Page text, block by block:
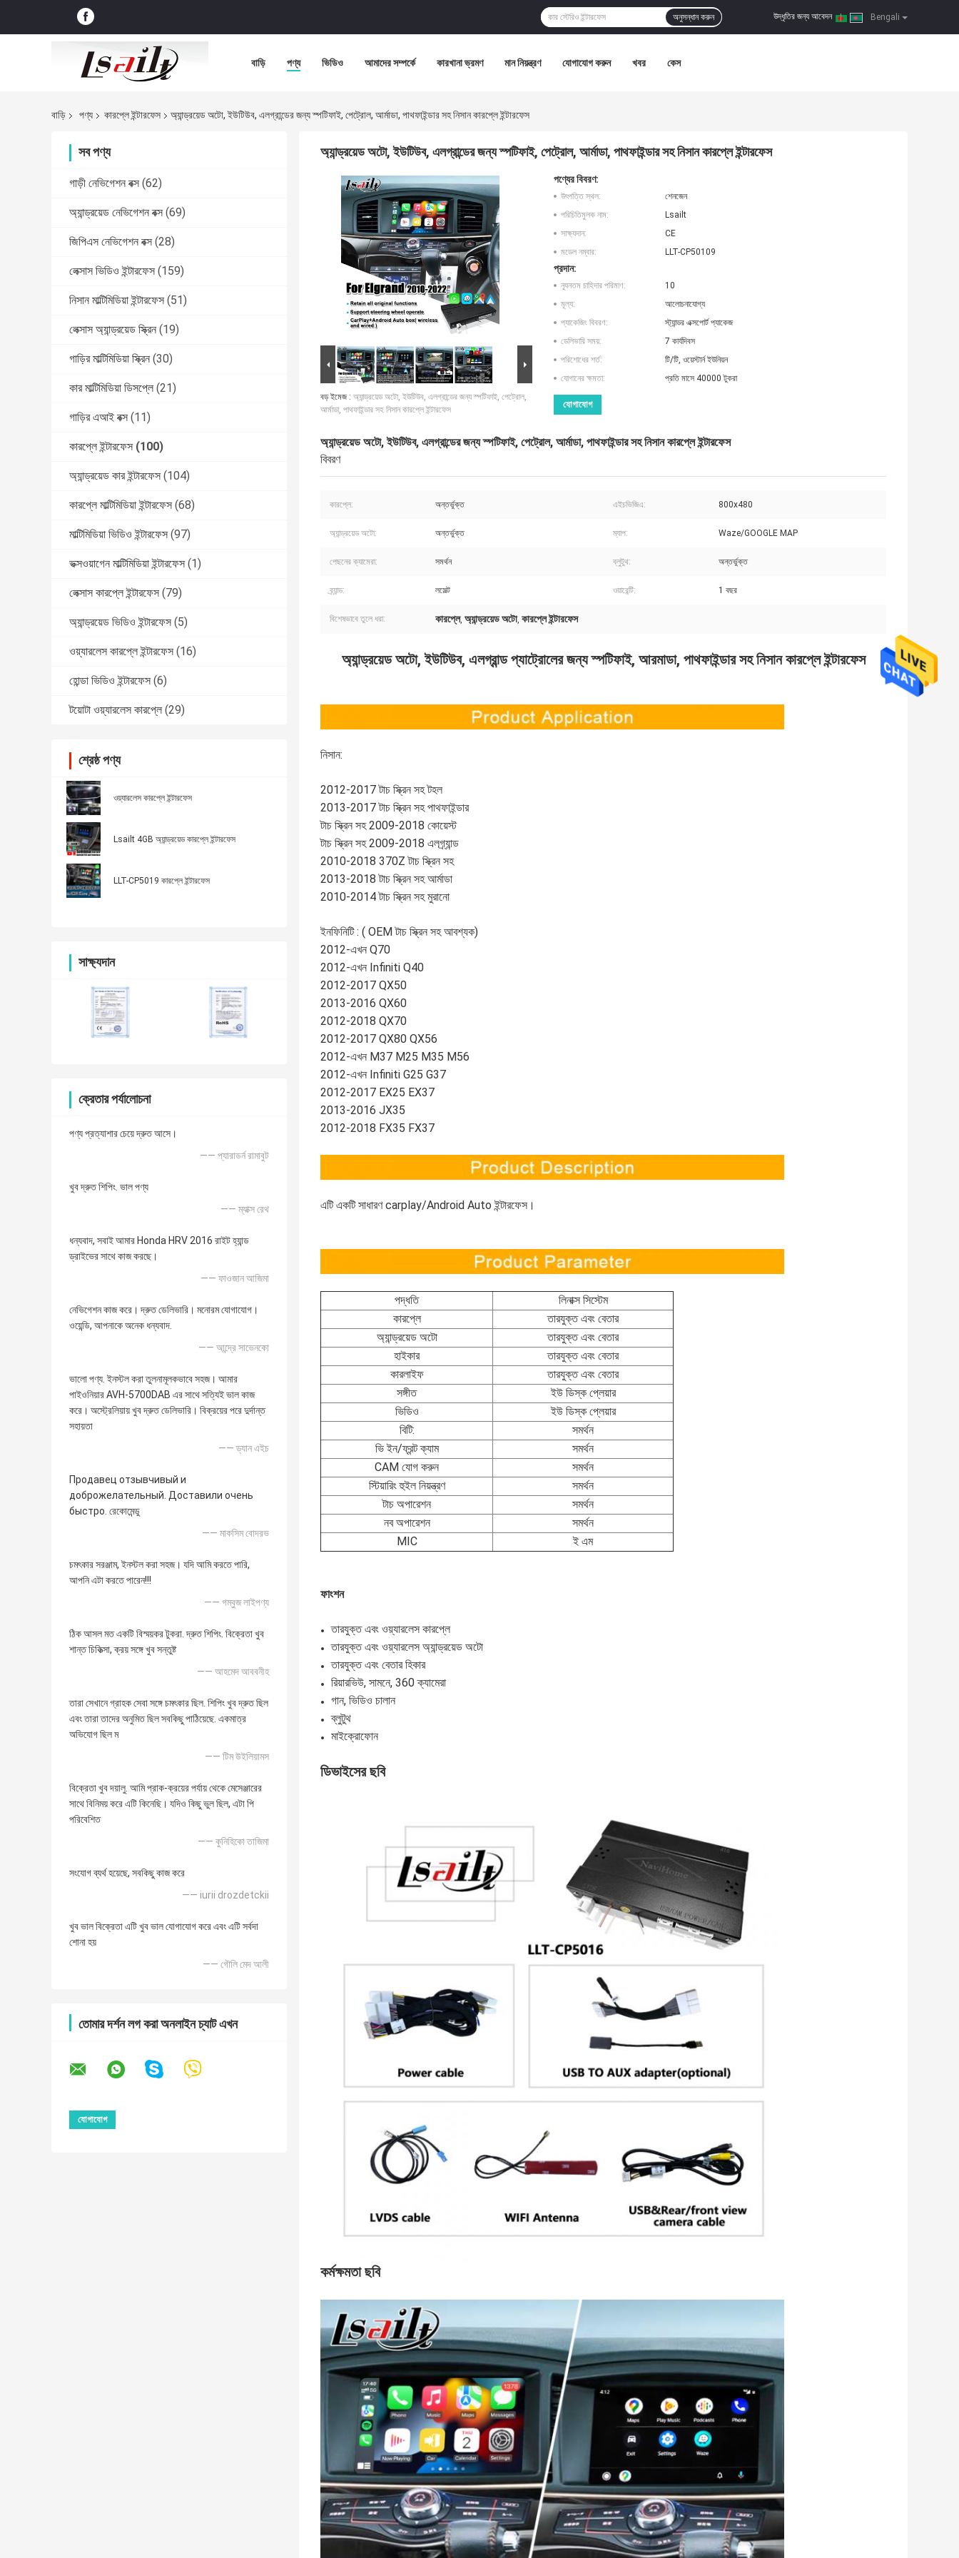
Bengali
উদ্ধৃতির জন্য আবেদন |
অনুসন্ধান করুন
বাড়ি পণ্য ভিডিও আমাদের সম্পর্কে কারখানা ভ্রমণ মান নিয়ন্ত্রণ যোগাযোগ করুন খবর কেস
বাড়ি পণ্য কারপ্লে ইন্টারফেস অ্যান্ড্রয়েড অটো, ইউটিউব, এলগ্রান্ডের জন্য স্পটিফাই, পেট্রোল, আর্মাডা, পাথফাইন্ডার সহ নিসান কারপ্লে ইন্টারফেস
সব পণ্য
গাড়ী নেভিগেশন বক্স (62)
অ্যান্ড্রয়েড নেভিগেশন বক্স (69)
জিপিএস নেভিগেশন বক্স (28)
লেক্সাস ভিডিও ইন্টারফেস (159)
নিসান মাল্টিমিডিয়া ইন্টারফেস (51)
লেক্সাস অ্যান্ড্রয়েড স্ক্রিন (19)
গাড়ির মাল্টিমিডিয়া স্ক্রিন (30)
কার মাল্টিমিডিয়া ডিসপ্লে (21)
গাড়ির এআই বক্স (11)
কারপ্লে ইন্টারফেস (100)
অ্যান্ড্রয়েড কার ইন্টারফেস (104)
কারপ্লে মাল্টিমিডিয়া ইন্টারফেস (68)
মাল্টিমিডিয়া ভিডিও ইন্টারফেস (97)
ভক্সওয়াগেন মাল্টিমিডিয়া ইন্টারফেস (1)
লেক্সাস কারপ্লে ইন্টারফেস (79)
অ্যান্ড্রয়েড ভিডিও ইন্টারফেস (5)
ওয়্যারলেস কারপ্লে ইন্টারফেস (16)
হোন্ডা ভিডিও ইন্টারফেস (6)
টয়োটা ওয়্যারলেস কারপ্লে (29)
শ্রেষ্ঠ পণ্য
ওয়্যারলেস কারপ্লে ইন্টারফেস
Lsailt 4GB অ্যান্ড্রয়েড কারপ্লে ইন্টারফেস
LLT-CP5019 কারপ্লে ইন্টারফেস
সাক্ষ্যদান
ক্রেতার পর্যালোচনা
পণ্য প্রত্যাশার চেয়ে দ্রুত আসে।
—— প্যারাডর্ন রামাবুট
খুব দ্রুত শিপিং. ভাল পণ্য
—— ম্যাক্স রেথ
ধন্যবাদ, সবাই আমার Honda HRV 2016 রাইট হ্যান্ড
ড্রাইভের সাথে কাজ করছে।
—— ফাওজান আজিমা
নেভিগেশন কাজ করে। দ্রুত ডেলিভারি। মনোরম যোগাযোগ।
ওয়েন্ডি, আপনাকে অনেক ধন্যবাদ.
—— আন্দ্রে সাভেনকো
ভালো পণ্য. ইনস্টল করা তুলনামূলকভাবে সহজ। আমার
পাইওনিয়ার AVH-5700DAB এর সাথে সত্যিই ভাল কাজ
করে। অস্ট্রেলিয়ায় খুব দ্রুত ডেলিভারি। বিক্রয়ের পরে দুর্দান্ত
সহায়তা
—— ড্যান এইচ
Продавец отзывчивый и
доброжелательный. Доставили очень
быстро. রেকোমেন্ডু
—— মাকসিম বোদরভ
চমৎকার সরঞ্জাম, ইনস্টল করা সহজ। যদি আমি করতে পারি,
আপনি এটা করতে পারেন!!!
—— গম্বুজ লাইপণ্য
ঠিক আসল মত একটি বিস্ময়কর টুকরা. দ্রুত শিপিং. বিক্রেতা খুব
শান্ত চিকিত্সা, ক্রয় সঙ্গে খুব সন্তুষ্ট
—— আহমেদ আববনীহ
তারা সেখানে গ্রাহক সেবা সঙ্গে চমৎকার ছিল. শিপিং খুব দ্রুত ছিল
এবং তারা তাদের অনুমিত ছিল সবকিছু পাঠিয়েছে. একমাত্র
অভিযোগ ছিল ম
—— টিম উইলিয়ামস
বিক্রেতা খুব দয়ালু. আমি প্রাক-ক্রয়ের পর্যায় থেকে মেসেঞ্জারের
সাথে বিনিময় করে এটি কিনেছি। যদিও কিছু ভুল ছিল, এটা পি
পরিবেশিত
—— কুনিহিকো তাজিমা
সংযোগ ব্যর্থ হয়েছে, সবকিছু কাজ করে
—— iurii drozdetckii
খুব ভাল বিক্রেতা এটি খুব ভাল যোগাযোগ করে এবং এটি সর্বদা
শোনা হয়
—— গৌলি মেদ আলী
তোমার দর্শন লগ করা অনলাইন চ্যাট এখন
অ্যান্ড্রয়েড অটো, ইউটিউব, এলগ্রান্ডের জন্য স্পটিফাই, পেট্রোল, আর্মাডা, পাথফাইন্ডার সহ নিসান কারপ্লে ইন্টারফেস
বড় ইমেজ : অ্যান্ড্রয়েড অটো, ইউটিউব, এলগ্রান্ডের জন্য স্পটিফাই, পেট্রোল,
আর্মাডা, পাথফাইন্ডার সহ নিসান কারপ্লে ইন্টারফেস
পণ্যের বিবরণ:
উৎপত্তি স্থল:
শেনজেন
পরিচিতিমুলক নাম:
Lsailt
সাক্ষ্যদান:
CE
মডেল নম্বার:
LLT-CP50109
প্রদান:
ন্যূনতম চাহিদার পরিমাণ:
10
মূল্য:
আলোচনাযোগ্য
প্যাকেজিং বিবরণ:
স্ট্যান্ডর এক্সপোর্ট প্যাকেজ
ডেলিভারি সময়:
7 কার্যদিবস
পরিশোধের শর্ত:
টি/টি, ওয়েস্টার্ন ইউনিয়ন
যোগানের ক্ষমতা:
প্রতি মাসে 40000 টুকরা
যোগাযোগ
অ্যান্ড্রয়েড অটো, ইউটিউব, এলগ্রান্ডের জন্য স্পটিফাই, পেট্রোল, আর্মাডা, পাথফাইন্ডার সহ নিসান কারপ্লে ইন্টারফেস
বিবরণ
কারপ্লে: অন্তর্ভুক্ত এইচভিজিএ: 800x480
অ্যান্ড্রয়েড অটো: অন্তর্ভুক্ত ম্যাপ: Waze/GOOGLE MAP
পেছনের ক্যামেরা: সমর্থন ব্লুটুথ: অন্তর্ভুক্ত
ব্র্যান্ড: লসেল্ট ওয়ারেন্টি: 1 বছর
বিশেষভাবে তুলে ধরা: কারপ্লে, অ্যান্ড্রয়েড অটো, কারপ্লে ইন্টারফেস
অ্যান্ড্রয়েড অটো, ইউটিউব, এলগ্রান্ড প্যাট্রোলের জন্য স্পটিফাই, আরমাডা, পাথফাইন্ডার সহ নিসান কারপ্লে ইন্টারফেস
নিসান:
2012-2017 টাচ স্ক্রিন সহ টহল
2013-2017 টাচ স্ক্রিন সহ পাথফাইন্ডার
টাচ স্ক্রিন সহ 2009-2018 কোয়েস্ট
টাচ স্ক্রিন সহ 2009-2018 এলগ্র্যান্ড
2010-2018 370Z টাচ স্ক্রিন সহ
2013-2018 টাচ স্ক্রিন সহ আর্মাডা
2010-2014 টাচ স্ক্রিন সহ মুরানো
ইনফিনিটি : ( OEM টাচ স্ক্রিন সহ আবশ্যক)
2012-এখন Q70
2012-এখন Infiniti Q40
2012-2017 QX50
2013-2016 QX60
2012-2018 QX70
2012-2017 QX80 QX56
2012-এখন M37 M25 M35 M56
2012-এখন Infiniti G25 G37
2012-2017 EX25 EX37
2013-2016 JX35
2012-2018 FX35 FX37
এটি একটি সাধারণ carplay/Android Auto ইন্টারফেস।
পদ্ধতি
লিনাক্স সিস্টেম
কারপ্লে
তারযুক্ত এবং বেতার
অ্যান্ড্রয়েড অটো
তারযুক্ত এবং বেতার
হাইকার
তারযুক্ত এবং বেতার
কারলাইফ
তারযুক্ত এবং বেতার
সঙ্গীত
ইউ ডিস্ক প্লেয়ার
ভিডিও
ইউ ডিস্ক প্লেয়ার
বিটি:
সমর্থন
ভি ইন/ফ্রন্ট ক্যাম
সমর্থন
CAM যোগ করুন
সমর্থন
স্টিয়ারিং হুইল নিয়ন্ত্রণ
সমর্থন
টাচ অপারেশন
সমর্থন
নব অপারেশন
সমর্থন
MIC
ই এম
ফাংশন
তারযুক্ত এবং ওয়্যারলেস কারপ্লে
তারযুক্ত এবং ওয়্যারলেস অ্যান্ড্রয়েড অটো
তারযুক্ত এবং বেতার হিকার
রিয়ারভিউ, সামনে, 360 ক্যামেরা
গান, ভিডিও চালান
ব্লুটুথ
মাইক্রোফোন
ডিভাইসের ছবি
কর্মক্ষমতা ছবি